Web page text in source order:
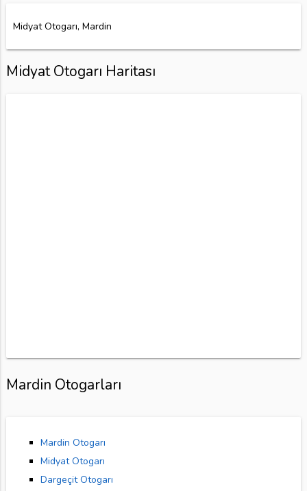
Midyat Otogarı, Mardin
Midyat Otogarı Haritası
Mardin Otogarları
Mardin Otogarı
Midyat Otogarı
Dargeçit Otogarı